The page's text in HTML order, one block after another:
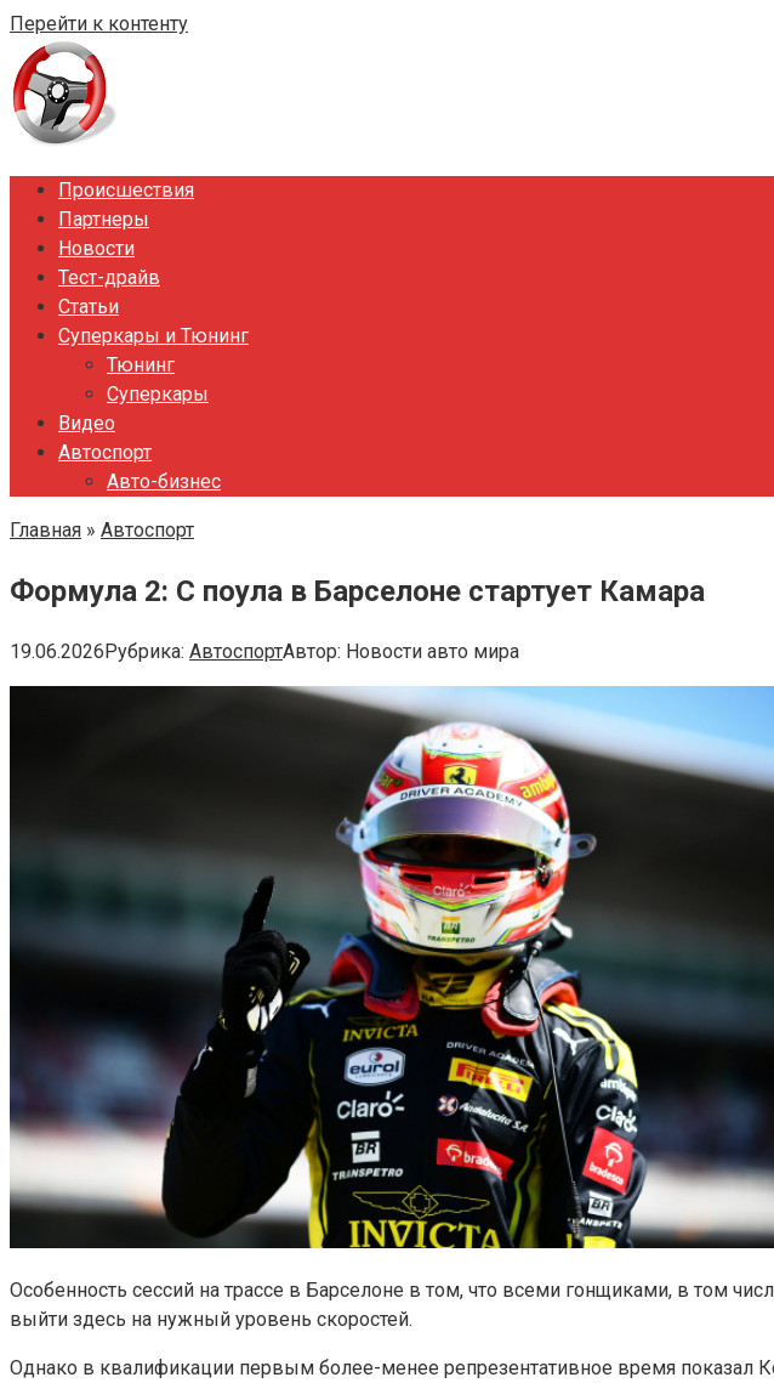
Перейти к контенту
Происшествия
Партнеры
Новости
Тест-драйв
Статьи
Суперкары и Тюнинг
Тюнинг
Суперкары
Видео
Автоспорт
Авто-бизнес
Главная » Автоспорт
Формула 2: С поула в Барселоне стартует Камара
19.06.2026Рубрика: АвтоспортАвтор: Новости авто мира
Особенность сессий на трассе в Барселоне в том, что всеми гонщиками, в том
выйти здесь на нужный уровень скоростей.
Однако в квалификации первым более-менее репрезентативное время показал